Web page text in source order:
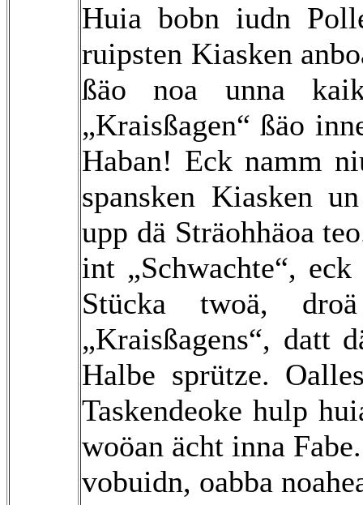
Huia bobn iudn
ruipsten Kiasken
ßäo noa unna
„Kraisßagen“ ßäo
Haban! Eck namm
spansken Kiasken
upp dä Sträohhäoa
int „Schwachte“,
Stücka twoä,
„Kraisßagens“, datt
Halbe sprütze.
Taskendeoke hulp
woöan ächt inna
vobuidn, oabba